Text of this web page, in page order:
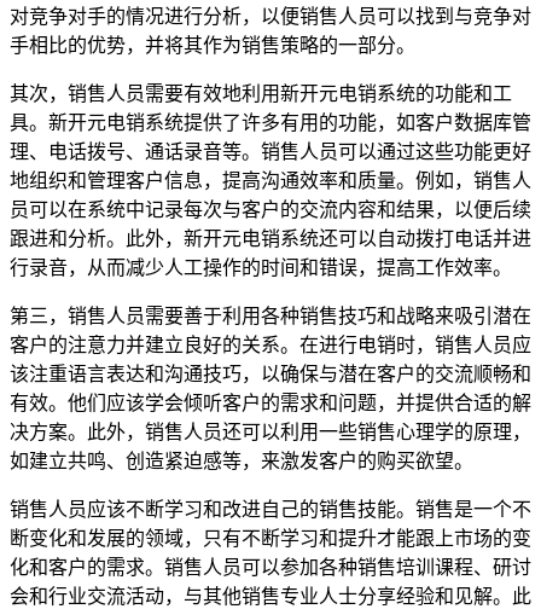
对竞争对手的情况进行分析，以便销售人员可以找到与竞争对
手相比的优势，并将其作为销售策略的一部分。
其次，销售人员需要有效地利用新开元电销系统的功能和工
具。新开元电销系统提供了许多有用的功能，如客户数据库管
理、电话拨号、通话录音等。销售人员可以通过这些功能更好
地组织和管理客户信息，提高沟通效率和质量。例如，销售人
员可以在系统中记录每次与客户的交流内容和结果，以便后续
跟进和分析。此外，新开元电销系统还可以自动拨打电话并进
行录音，从而减少人工操作的时间和错误，提高工作效率。
第三，销售人员需要善于利用各种销售技巧和战略来吸引潜在
客户的注意力并建立良好的关系。在进行电销时，销售人员应
该注重语言表达和沟通技巧，以确保与潜在客户的交流顺畅和
有效。他们应该学会倾听客户的需求和问题，并提供合适的解
决方案。此外，销售人员还可以利用一些销售心理学的原理，
如建立共鸣、创造紧迫感等，来激发客户的购买欲望。
销售人员应该不断学习和改进自己的销售技能。销售是一个不
断变化和发展的领域，只有不断学习和提升才能跟上市场的变
化和客户的需求。销售人员可以参加各种销售培训课程、研讨
会和行业交流活动，与其他销售专业人士分享经验和见解。此